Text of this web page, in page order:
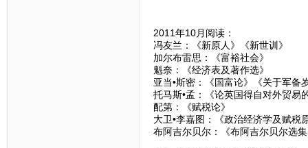
2011年10月阅读：
冯友兰：《新原人》《新世训》
加尔布雷思：《富裕社会》
魁奈：《经济表及著作选》
亚当•斯密：《国富论》《关于军备
托马斯•孟：《论英国得自对外贸易
配第：《赋税论》
大卫•李嘉图：《政治经济学及赋税
布阿吉尔贝尔：《布阿吉尔贝尔选